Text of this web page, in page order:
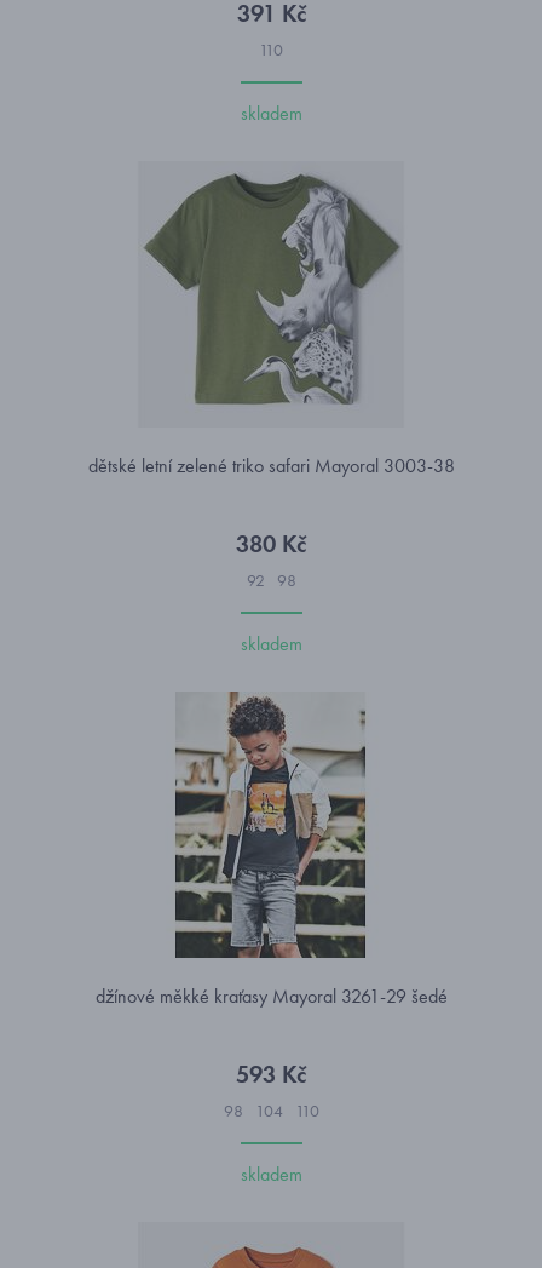
391 Kč
110
skladem
dětské letní zelené triko safari Mayoral 3003-38
380 Kč
92 98
skladem
džínové měkké kraťasy Mayoral 3261-29 šedé
593 Kč
98 104 110
skladem